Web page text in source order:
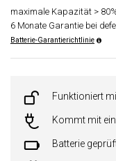
maximale Kapazität >
6 Monate Garantie bei
Batterie-Garantierichtlinie
Funktioniert
Kommt mit
Batterie